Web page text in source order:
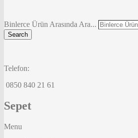
Binlerce Ürün Arasında Ara...
Search
Telefon:
0850 840 21 61
Sepet
Menu